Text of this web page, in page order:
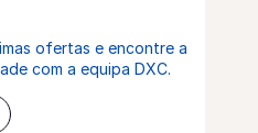
ofertas e encontre a
com a equipa DXC.